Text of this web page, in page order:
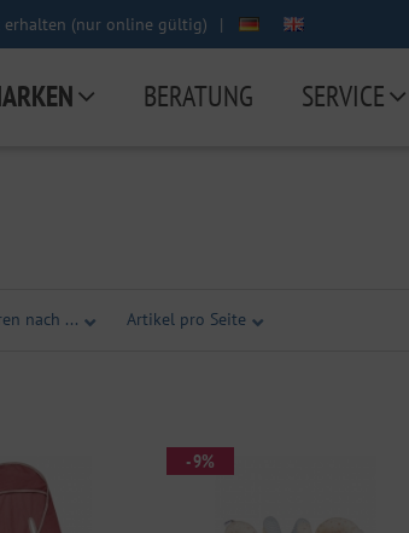
erhalten (nur online gültig) |
BERATUNG SERVICE
nach ... Artikel pro Seite
- 9%